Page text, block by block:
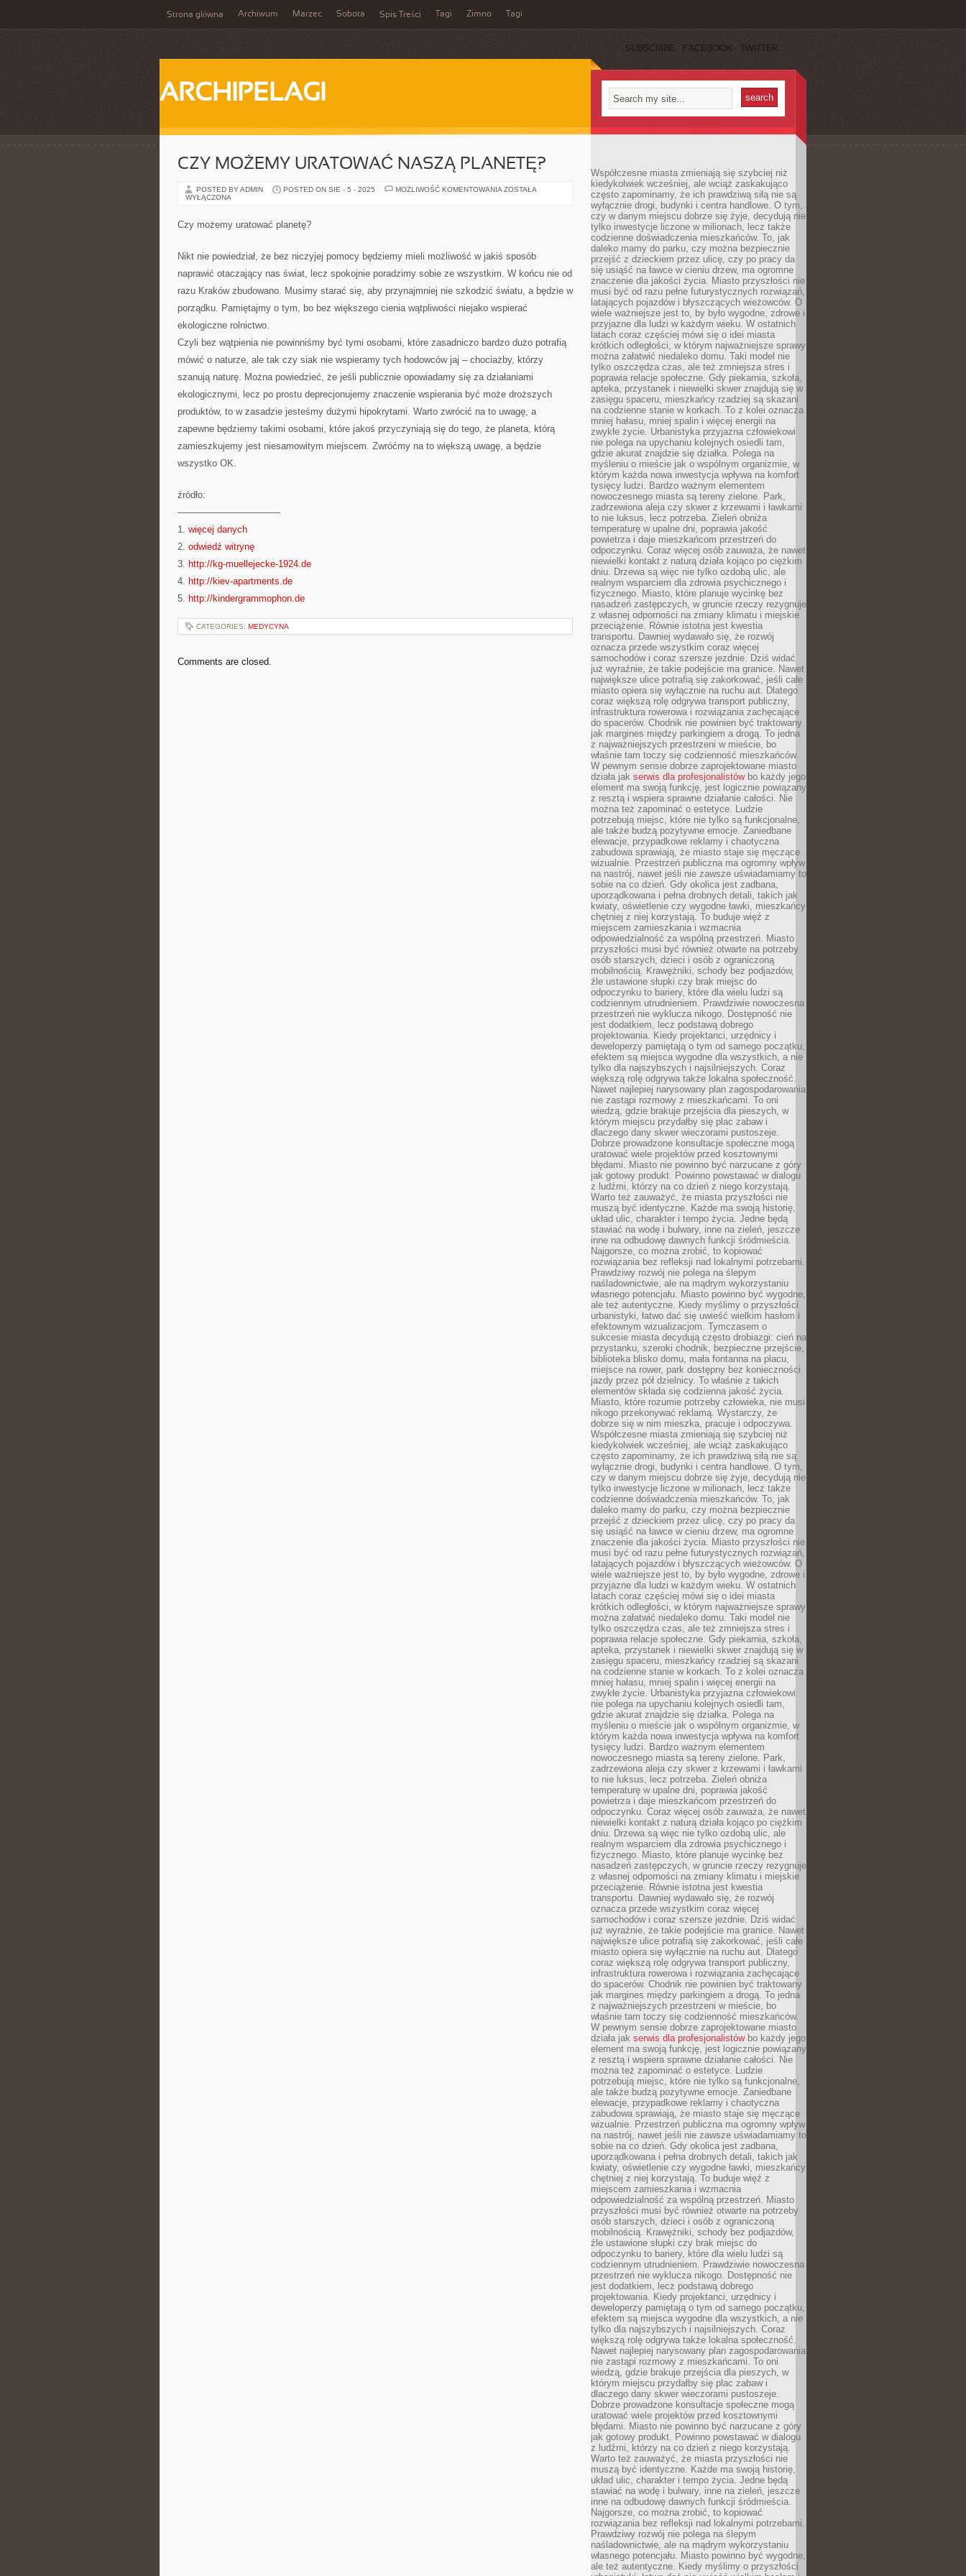
Strona główna Archiwum Marzec Sobota Spis Treści Tagi Zimno Tagi
SUBSCRIBE FACEBOOK TWITTER
ARCHIPELAGI
CZY MOŻEMY URATOWAĆ NASZĄ PLANETĘ?
POSTED BY ADMIN POSTED ON SIE - 5 - 2025 MOŻLIWOŚĆ KOMENTOWANIA CZY
ZOSTAŁA
WYŁĄCZONA
Czy możemy uratować planetę?
Nikt nie powiedział, że bez niczyjej pomocy będziemy mieli możliwość w jakiś sposób
naprawić otaczający nas świat, lecz spokojnie poradzimy sobie ze wszystkim. W końcu nie od
razu Kraków zbudowano. Musimy starać się, aby przynajmniej nie szkodzić światu, a będzie w
porządku. Pamiętajmy o tym, bo bez większego cienia wątpliwości niejako wspierać
ekologiczne rolnictwo.
Czyli bez wątpienia nie powinniśmy być tymi osobami, które zasadniczo bardzo dużo potrafią
mówić o naturze, ale tak czy siak nie wspieramy tych hodowców jaj – chociażby, którzy
szanują naturę. Można powiedzieć, że jeśli publicznie opowiadamy się za działaniami
ekologicznymi, lecz po prostu deprecjonujemy znaczenie wspierania być może droższych
produktów, to w zasadzie jesteśmy dużymi hipokrytami. Warto zwrócić na to uwagę, a
zapewne będziemy takimi osobami, które jakoś przyczyniają się do tego, że planeta, którą
zamieszkujemy jest niesamowitym miejscem. Zwróćmy na to większą uwagę, a będzie
wszystko OK.
źródło:
———————————
1. więcej danych
2. odwiedź witrynę
3. http://kg-muellejecke-1924.de
4. http://kiev-apartments.de
5. http://kindergrammophon.de
CATEGORIES: MEDYCYNA
Comments are closed.
Współczesne miasta zmieniają się szybciej niż
kiedykolwiek wcześniej, ale wciąż zaskakująco
często zapominamy, że ich prawdziwą siłą nie są
wyłącznie drogi, budynki i centra handlowe. O tym,
czy w danym miejscu dobrze się żyje, decydują nie
tylko inwestycje liczone w milionach, lecz także
codzienne doświadczenia mieszkańców. To, jak
daleko mamy do parku, czy można bezpiecznie
przejść z dzieckiem przez ulicę, czy po pracy da
się usiąść na ławce w cieniu drzew, ma ogromne
znaczenie dla jakości życia. Miasto przyszłości nie
musi być od razu pełne futurystycznych rozwiązań,
latających pojazdów i błyszczących wieżowców. O
wiele ważniejsze jest to, by było wygodne, zdrowe i
przyjazne dla ludzi w każdym wieku. W ostatnich
latach coraz częściej mówi się o idei miasta
krótkich odległości, w którym najważniejsze sprawy
można załatwić niedaleko domu. Taki model nie
tylko oszczędza czas, ale też zmniejsza stres i
poprawia relacje społeczne. Gdy piekarnia, szkoła,
apteka, przystanek i niewielki skwer znajdują się w
zasięgu spaceru, mieszkańcy rzadziej są skazani
na codzienne stanie w korkach. To z kolei oznacza
mniej hałasu, mniej spalin i więcej energii na
zwykłe życie. Urbanistyka przyjazna człowiekowi
nie polega na upychaniu kolejnych osiedli tam,
gdzie akurat znajdzie się działka. Polega na
myśleniu o mieście jak o wspólnym organizmie, w
którym każda nowa inwestycja wpływa na komfort
tysięcy ludzi. Bardzo ważnym elementem
nowoczesnego miasta są tereny zielone. Park,
zadrzewiona aleja czy skwer z krzewami i ławkami
to nie luksus, lecz potrzeba. Zieleń obniża
temperaturę w upalne dni, poprawia jakość
powietrza i daje mieszkańcom przestrzeń do
odpoczynku. Coraz więcej osób zauważa, że nawet
niewielki kontakt z naturą działa kojąco po ciężkim
dniu. Drzewa są więc nie tylko ozdobą ulic, ale
realnym wsparciem dla zdrowia psychicznego i
fizycznego. Miasto, które planuje wycinkę bez
nasadzeń zastępczych, w gruncie rzeczy rezygnuje
z własnej odporności na zmiany klimatu i miejskie
przeciążenie. Równie istotna jest kwestia
transportu. Dawniej wydawało się, że rozwój
oznacza przede wszystkim coraz więcej
samochodów i coraz szersze jezdnie. Dziś widać
już wyraźnie, że takie podejście ma granice. Nawet
największe ulice potrafią się zakorkować, jeśli całe
miasto opiera się wyłącznie na ruchu aut. Dlatego
coraz większą rolę odgrywa transport publiczny,
infrastruktura rowerowa i rozwiązania zachęcające
do spacerów. Chodnik nie powinien być traktowany
jak margines między parkingiem a drogą. To jedna
z najważniejszych przestrzeni w mieście, bo
właśnie tam toczy się codzienność mieszkańców.
W pewnym sensie dobrze zaprojektowane miasto
działa jak serwis dla profesjonalistówbo każdy jego
element ma swoją funkcję, jest logicznie powiązany
z resztą i wspiera sprawne działanie całości. Nie
można też zapominać o estetyce. Ludzie
potrzebują miejsc, które nie tylko są funkcjonalne,
ale także budzą pozytywne emocje. Zaniedbane
elewacje, przypadkowe reklamy i chaotyczna
zabudowa sprawiają, że miasto staje się męczące
wizualnie. Przestrzeń publiczna ma ogromny wpływ
na nastrój, nawet jeśli nie zawsze uświadamiamy to
sobie na co dzień. Gdy okolica jest zadbana,
uporządkowana i pełna drobnych detali, takich jak
kwiaty, oświetlenie czy wygodne ławki, mieszkańcy
chętniej z niej korzystają. To buduje więź z
miejscem zamieszkania i wzmacnia
odpowiedzialność za wspólną przestrzeń. Miasto
przyszłości musi być również otwarte na potrzeby
osób starszych, dzieci i osób z ograniczoną
mobilnością. Krawężniki, schody bez podjazdów,
źle ustawione słupki czy brak miejsc do
odpoczynku to bariery, które dla wielu ludzi są
codziennym utrudnieniem. Prawdziwie nowoczesna
przestrzeń nie wyklucza nikogo. Dostępność nie
jest dodatkiem, lecz podstawą dobrego
projektowania. Kiedy projektanci, urzędnicy i
deweloperzy pamiętają o tym od samego początku,
efektem są miejsca wygodne dla wszystkich, a nie
tylko dla najszybszych i najsilniejszych. Coraz
większą rolę odgrywa także lokalna społeczność.
Nawet najlepiej narysowany plan zagospodarowania
nie zastąpi rozmowy z mieszkańcami. To oni
wiedzą, gdzie brakuje przejścia dla pieszych, w
którym miejscu przydałby się plac zabaw i
dlaczego dany skwer wieczorami pustoszeje.
Dobrze prowadzone konsultacje społeczne mogą
uratować wiele projektów przed kosztownymi
błędami. Miasto nie powinno być narzucane z góry
jak gotowy produkt. Powinno powstawać w dialogu
z ludźmi, którzy na co dzień z niego korzystają.
Warto też zauważyć, że miasta przyszłości nie
muszą być identyczne. Każde ma swoją historię,
układ ulic, charakter i tempo życia. Jedne będą
stawiać na wodę i bulwary, inne na zieleń, jeszcze
inne na odbudowę dawnych funkcji śródmieścia.
Najgorsze, co można zrobić, to kopiować
rozwiązania bez refleksji nad lokalnymi potrzebami.
Prawdziwy rozwój nie polega na ślepym
naśladownictwie, ale na mądrym wykorzystaniu
własnego potencjału. Miasto powinno być wygodne,
ale też autentyczne. Kiedy myślimy o przyszłości
urbanistyki, łatwo dać się uwieść wielkim hasłom i
efektownym wizualizacjom. Tymczasem o
sukcesie miasta decydują często drobiazgi: cień na
przystanku, szeroki chodnik, bezpieczne przejście,
biblioteka blisko domu, mała fontanna na placu,
miejsce na rower, park dostępny bez konieczności
jazdy przez pół dzielnicy. To właśnie z takich
elementów składa się codzienna jakość życia.
Miasto, które rozumie potrzeby człowieka, nie musi
nikogo przekonywać reklamą. Wystarczy, że
dobrze się w nim mieszka, pracuje i odpoczywa.
Współczesne miasta zmieniają się szybciej niż
kiedykolwiek wcześniej, ale wciąż zaskakująco
często zapominamy, że ich prawdziwą siłą nie są
wyłącznie drogi, budynki i centra handlowe. O tym,
czy w danym miejscu dobrze się żyje, decydują nie
tylko inwestycje liczone w milionach, lecz także
codzienne doświadczenia mieszkańców. To, jak
daleko mamy do parku, czy można bezpiecznie
przejść z dzieckiem przez ulicę, czy po pracy da
się usiąść na ławce w cieniu drzew, ma ogromne
znaczenie dla jakości życia. Miasto przyszłości nie
musi być od razu pełne futurystycznych rozwiązań,
latających pojazdów i błyszczących wieżowców. O
wiele ważniejsze jest to, by było wygodne, zdrowe i
przyjazne dla ludzi w każdym wieku. W ostatnich
latach coraz częściej mówi się o idei miasta
krótkich odległości, w którym najważniejsze sprawy
można załatwić niedaleko domu. Taki model nie
tylko oszczędza czas, ale też zmniejsza stres i
poprawia relacje społeczne. Gdy piekarnia, szkoła,
apteka, przystanek i niewielki skwer znajdują się w
zasięgu spaceru, mieszkańcy rzadziej są skazani
na codzienne stanie w korkach. To z kolei oznacza
mniej hałasu, mniej spalin i więcej energii na
zwykłe życie. Urbanistyka przyjazna człowiekowi
nie polega na upychaniu kolejnych osiedli tam,
gdzie akurat znajdzie się działka. Polega na
myśleniu o mieście jak o wspólnym organizmie, w
którym każda nowa inwestycja wpływa na komfort
tysięcy ludzi. Bardzo ważnym elementem
nowoczesnego miasta są tereny zielone. Park,
zadrzewiona aleja czy skwer z krzewami i ławkami
to nie luksus, lecz potrzeba. Zieleń obniża
temperaturę w upalne dni, poprawia jakość
powietrza i daje mieszkańcom przestrzeń do
odpoczynku. Coraz więcej osób zauważa, że nawet
niewielki kontakt z naturą działa kojąco po ciężkim
dniu. Drzewa są więc nie tylko ozdobą ulic, ale
realnym wsparciem dla zdrowia psychicznego i
fizycznego. Miasto, które planuje wycinkę bez
nasadzeń zastępczych, w gruncie rzeczy rezygnuje
z własnej odporności na zmiany klimatu i miejskie
przeciążenie. Równie istotna jest kwestia
transportu. Dawniej wydawało się, że rozwój
oznacza przede wszystkim coraz więcej
samochodów i coraz szersze jezdnie. Dziś widać
już wyraźnie, że takie podejście ma granice. Nawet
największe ulice potrafią się zakorkować, jeśli całe
miasto opiera się wyłącznie na ruchu aut. Dlatego
coraz większą rolę odgrywa transport publiczny,
infrastruktura rowerowa i rozwiązania zachęcające
do spacerów. Chodnik nie powinien być traktowany
jak margines między parkingiem a drogą. To jedna
z najważniejszych przestrzeni w mieście, bo
właśnie tam toczy się codzienność mieszkańców.
W pewnym sensie dobrze zaprojektowane miasto
działa jak serwis dla profesjonalistówbo każdy jego
element ma swoją funkcję, jest logicznie powiązany
z resztą i wspiera sprawne działanie całości. Nie
można też zapominać o estetyce. Ludzie
potrzebują miejsc, które nie tylko są funkcjonalne,
ale także budzą pozytywne emocje. Zaniedbane
elewacje, przypadkowe reklamy i chaotyczna
zabudowa sprawiają, że miasto staje się męczące
wizualnie. Przestrzeń publiczna ma ogromny wpływ
na nastrój, nawet jeśli nie zawsze uświadamiamy to
sobie na co dzień. Gdy okolica jest zadbana,
uporządkowana i pełna drobnych detali, takich jak
kwiaty, oświetlenie czy wygodne ławki, mieszkańcy
chętniej z niej korzystają. To buduje więź z
miejscem zamieszkania i wzmacnia
odpowiedzialność za wspólną przestrzeń. Miasto
przyszłości musi być również otwarte na potrzeby
osób starszych, dzieci i osób z ograniczoną
mobilnością. Krawężniki, schody bez podjazdów,
źle ustawione słupki czy brak miejsc do
odpoczynku to bariery, które dla wielu ludzi są
codziennym utrudnieniem. Prawdziwie nowoczesna
przestrzeń nie wyklucza nikogo. Dostępność nie
jest dodatkiem, lecz podstawą dobrego
projektowania. Kiedy projektanci, urzędnicy i
deweloperzy pamiętają o tym od samego początku,
efektem są miejsca wygodne dla wszystkich, a nie
tylko dla najszybszych i najsilniejszych. Coraz
większą rolę odgrywa także lokalna społeczność.
Nawet najlepiej narysowany plan zagospodarowania
nie zastąpi rozmowy z mieszkańcami. To oni
wiedzą, gdzie brakuje przejścia dla pieszych, w
którym miejscu przydałby się plac zabaw i
dlaczego dany skwer wieczorami pustoszeje.
Dobrze prowadzone konsultacje społeczne mogą
uratować wiele projektów przed kosztownymi
błędami. Miasto nie powinno być narzucane z góry
jak gotowy produkt. Powinno powstawać w dialogu
z ludźmi, którzy na co dzień z niego korzystają.
Warto też zauważyć, że miasta przyszłości nie
muszą być identyczne. Każde ma swoją historię,
układ ulic, charakter i tempo życia. Jedne będą
stawiać na wodę i bulwary, inne na zieleń, jeszcze
inne na odbudowę dawnych funkcji śródmieścia.
Najgorsze, co można zrobić, to kopiować
rozwiązania bez refleksji nad lokalnymi potrzebami.
Prawdziwy rozwój nie polega na ślepym
naśladownictwie, ale na mądrym wykorzystaniu
własnego potencjału. Miasto powinno być wygodne,
ale też autentyczne. Kiedy myślimy o przyszłości